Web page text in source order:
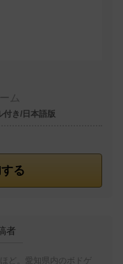
ム
付き/日本語版
る
者
ど。愛知県内のボドゲ